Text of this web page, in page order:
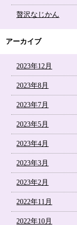
贅沢なじかん
アーカイブ
2023年12月
2023年8月
2023年7月
2023年5月
2023年4月
2023年3月
2023年2月
2022年11月
2022年10月